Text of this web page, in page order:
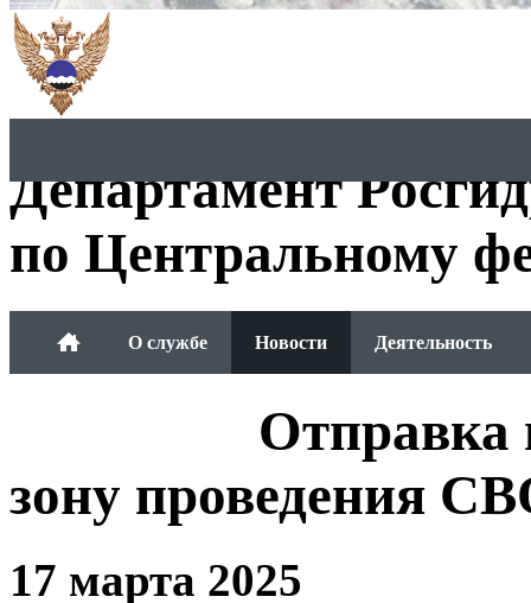
Департамент
по Центральному
О службе Новости Деятельность
Отправка
зону проведения
17 марта 2025